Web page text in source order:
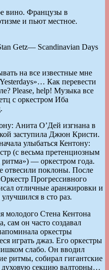
вино. Французы в
и пьют местное.
Getz— Scandinavian Days
на все известные мне
Как перевести
Please, help! Музыка все
с оркестром Иба
Анита О’Дей изгнана в
заступила Джюн Кристи.
улыбаться Кентону:
(с весьма претенциозным
ритма») — оркестром года.
отвесили поклоны. После
Прогрессивного
отличные аранжировки и
в сто раз.
молодого Стена Кентона
он часто создавал
оркестры
играть джаз. Его оркестры
слабо. Он вводил
ритмы, собирал гигантские
духовую секцию валторны…